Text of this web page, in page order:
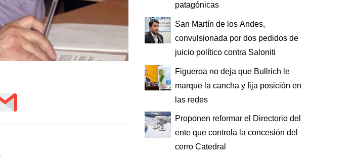
patagónicas
San Martín de los Andes,
convulsionada por dos pedidos de
juicio político contra Saloniti
Figueroa no deja que Bullrich le
marque la cancha y fija posición en
las redes
Proponen reformar el Directorio del
ente que controla la concesión del
cerro Catedral